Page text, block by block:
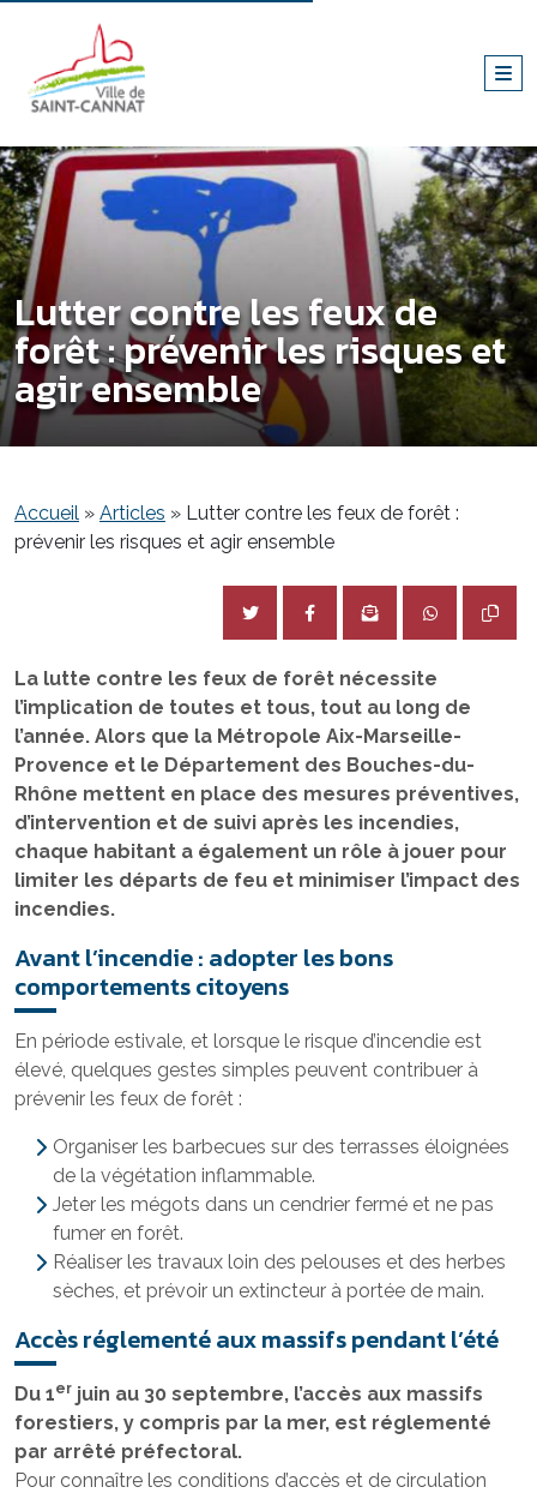
Lutter contre les feux de
forêt : prévenir les risques et
agir ensemble
Accueil » Articles » Lutter contre les feux de forêt :
prévenir les risques et agir ensemble
La lutte contre les feux de forêt nécessite
l’implication de toutes et tous, tout au long de
l’année. Alors que la Métropole Aix-Marseille-
Provence et le Département des Bouches-du-
Rhône mettent en place des mesures préventives,
d’intervention et de suivi après les incendies,
chaque habitant a également un rôle à jouer pour
limiter les départs de feu et minimiser l’impact des
incendies.
Avant l’incendie : adopter les bons
comportements citoyens
En période estivale, et lorsque le risque d’incendie est
élevé, quelques gestes simples peuvent contribuer à
prévenir les feux de forêt :
Organiser les barbecues sur des terrasses éloignées
de la végétation inflammable.
Jeter les mégots dans un cendrier fermé et ne pas
fumer en forêt.
Réaliser les travaux loin des pelouses et des herbes
sèches, et prévoir un extincteur à portée de main.
Accès réglementé aux massifs pendant l’été
Du 1er juin au 30 septembre, l’accès aux massifs
forestiers, y compris par la mer, est réglementé
par arrêté préfectoral.
Pour connaître les conditions d’accès et de circulation